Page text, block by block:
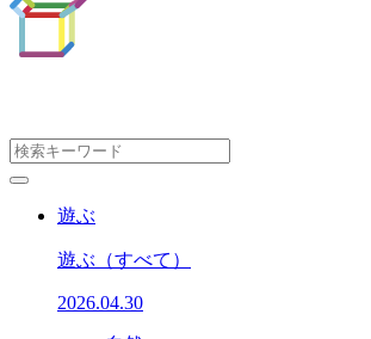
遊ぶ
遊ぶ （すべて）
2026.04.30